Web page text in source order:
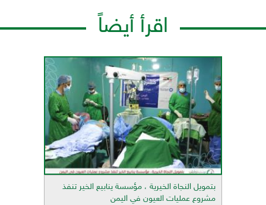
اقرأ أيضاً
بتمويل النجاة الخيرية ، مؤسسة ينابيع الخير تنفذ
مشروع عمليات العيون في اليمن